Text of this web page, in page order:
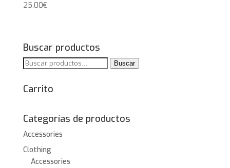
25,00€
Buscar productos
Buscar
Buscar
Carrito
Categorías de productos
Accessories
Clothing
Accessories